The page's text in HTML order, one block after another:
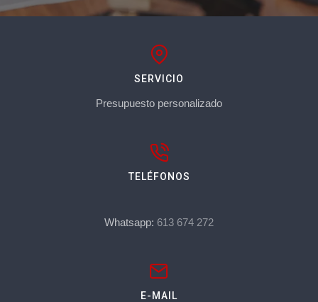
SERVICIO
Presupuesto personalizado
TELÉFONOS
Whatsapp: 613 674 272
E-MAIL